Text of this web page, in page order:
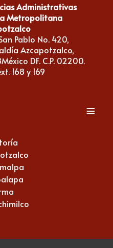
Administrativas
Metropolitana
Pablo No. 420,
Azcapotzalco,
DF. C.P. 02200.
168 y 169
≡